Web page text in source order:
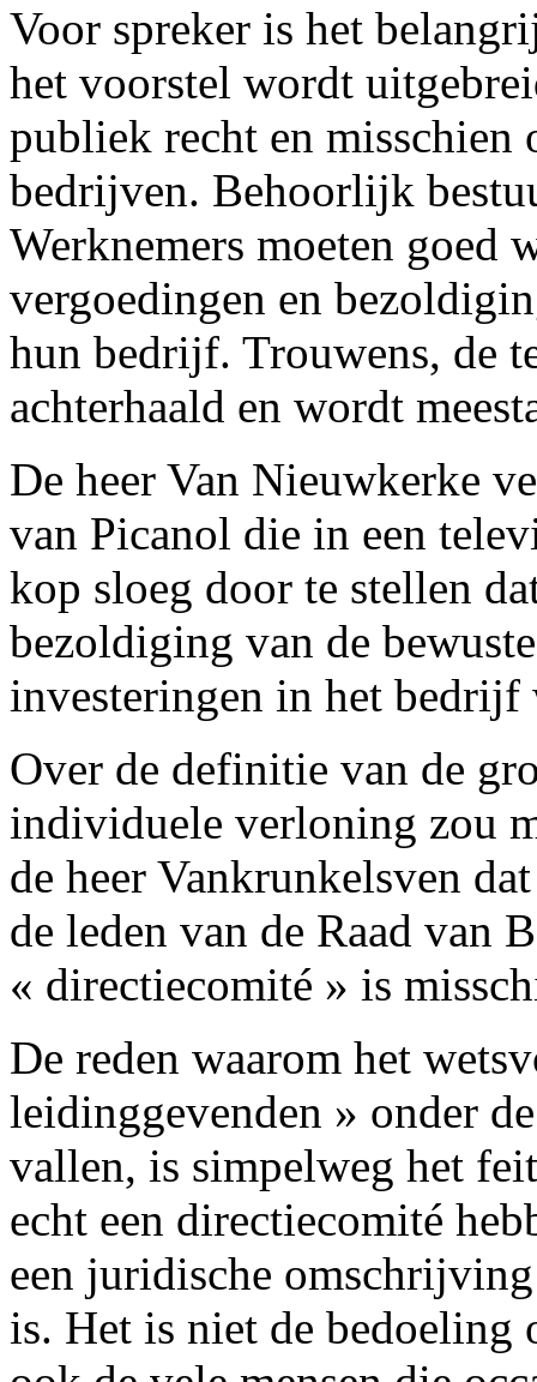
Voor spreker is het
het voorstel wordt
publiek recht en misschien
bedrijven. Behoorlijk
Werknemers moeten goed
vergoedingen en
hun bedrijf. Trouwens, de
achterhaald en wordt
De heer Van Nieuwkerke
van Picanol die in een
kop sloeg door te stellen
bezoldiging van de
investeringen in het bedrijf
Over de definitie van de
individuele verloning zou
de heer Vankrunkelsven
de leden van de Raad van
« directiecomité » is
De reden waarom het
leidinggevenden » onder
vallen, is simpelweg het
echt een directiecomité
een juridische
is. Het is niet de bedoeling